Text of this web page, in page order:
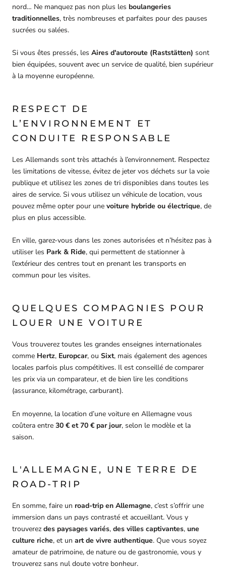
nord… Ne manquez pas non plus les boulangeries
traditionnelles, très nombreuses et parfaites pour des pauses
sucrées ou salées.
Si vous êtes pressés, les Aires d'autoroute (Raststätten) sont
bien équipées, souvent avec un service de qualité, bien supérieur
à la moyenne européenne.
RESPECT DE
L’ENVIRONNEMENT ET
CONDUITE RESPONSABLE
Les Allemands sont très attachés à l’environnement. Respectez
les limitations de vitesse, évitez de jeter vos déchets sur la voie
publique et utilisez les zones de tri disponibles dans toutes les
aires de service. Si vous utilisez un véhicule de location, vous
pouvez même opter pour une voiture hybride ou électrique, de
plus en plus accessible.
En ville, garez-vous dans les zones autorisées et n’hésitez pas à
utiliser les Park & Ride, qui permettent de stationner à
l’extérieur des centres tout en prenant les transports en
commun pour les visites.
QUELQUES COMPAGNIES POUR
LOUER UNE VOITURE
Vous trouverez toutes les grandes enseignes internationales
comme Hertz, Europcar, ou Sixt, mais également des agences
locales parfois plus compétitives. Il est conseillé de comparer
les prix via un comparateur, et de bien lire les conditions
(assurance, kilométrage, carburant).
En moyenne, la location d’une voiture en Allemagne vous
coûtera entre 30 € et 70 € par jour, selon le modèle et la
saison.
L'ALLEMAGNE, UNE TERRE DE
ROAD-TRIP
En somme, faire un road-trip en Allemagne, c’est s’offrir une
immersion dans un pays contrasté et accueillant. Vous y
trouverez des paysages variés, des villes captivantes, une
culture riche, et un art de vivre authentique. Que vous soyez
amateur de patrimoine, de nature ou de gastronomie, vous y
trouverez sans nul doute votre bonheur.